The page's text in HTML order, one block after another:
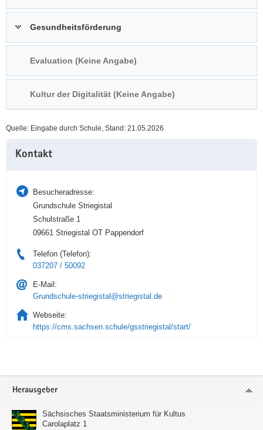
o
n
Gesundheitsförderung
Evaluation (Keine Angabe)
Kultur der Digitalität (Keine Angabe)
Quelle: Eingabe durch Schule, Stand: 21.05.2026
Information
Kontakt
Besucheradresse:
Grundschule Striegistal
Schulstraße 1
09661 Striegistal OT Pappendorf
Telefon (Telefon):
037207 / 50092
E-Mail:
Grundschule-striegistal@striegistal.de
Webseite:
https://cms.sachsen.schule/gsstriegistal/start/
Service
Herausgeber
Sächsisches Staatsministerium für Kultus
Carolaplatz 1